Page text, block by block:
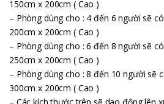
150cm x 200cm ( Cao )
– Phòng dùng cho : 4 đến 6 người sẽ
200cm x 200cm ( Cao )
– Phòng dùng cho : 6 đến 8 người sẽ
250cm x 200cm ( Cao )
– Phòng dùng cho : 8 đến 10 người sẽ
300cm x 200cm ( Cao )